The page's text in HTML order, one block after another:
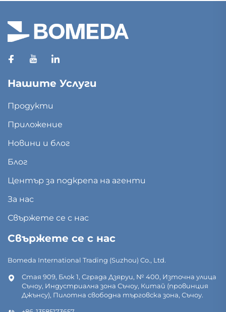
Нашите Услуги
Продукти
Приложение
Новини и блог
Блог
Център за подкрепа на агенти
За нас
Свържете се с нас
Свържете се с нас
Bomeda International Trading (Suzhou) Co., Ltd.
Стая 909, Блок 1, Сграда Дзяруи, № 400, Източна улица
Съчоу, Индустриална зона Съчоу, Китай (провинция
Джънсу), Пилотна свободна търговска зона, Съчоу.